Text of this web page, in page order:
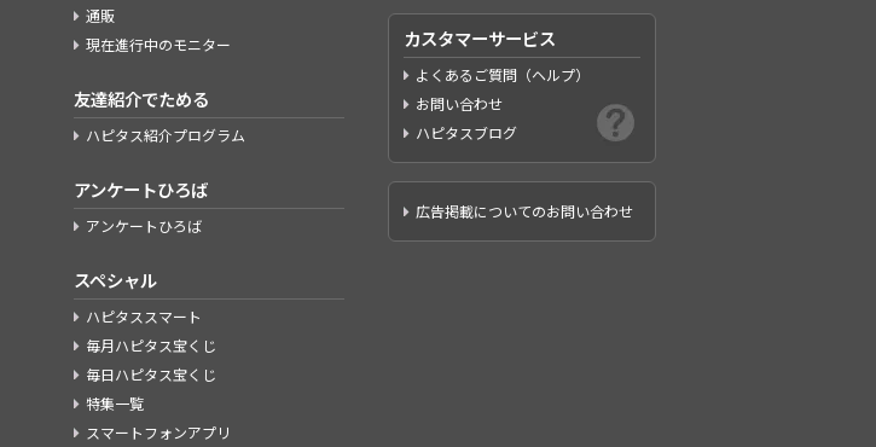
通販
現在進行中のモニター
友達紹介でためる
ハピタス紹介プログラム
アンケートひろば
アンケートひろば
スペシャル
ハピタススマート
毎月ハピタス宝くじ
毎日ハピタス宝くじ
特集一覧
スマートフォンアプリ
カスタマーサービス
よくあるご質問（ヘルプ）
お問い合わせ
ハピタスブログ
広告掲載についてのお問い合わせ